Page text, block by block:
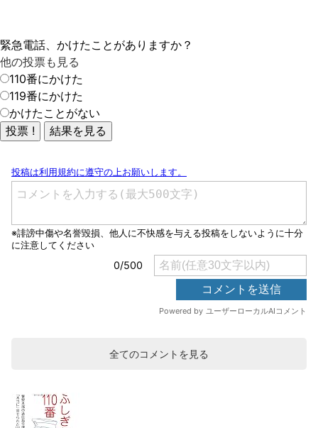
緊急電話、かけたことがありますか？
他の投票も見る
110番にかけた
119番にかけた
かけたことがない
全てのコメントを見る